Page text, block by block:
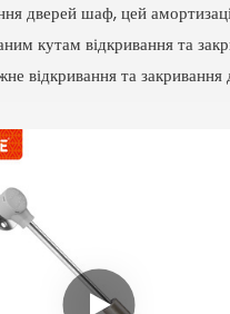
дверей шаф, цей
кутам відкривання та
відкривання та закривання